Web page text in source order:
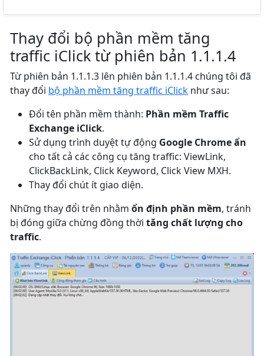
Thay đổi bộ phần mềm tăng
traffic iClick từ phiên bản 1.1.1.4
Từ phiên bản 1.1.1.3 lên phiên bản 1.1.1.4 chúng tôi đã
thay đổi bộ phần mềm tăng traffic iClick như sau:
Đổi tên phần mềm thành: Phần mềm Traffic
Exchange iClick.
Sử dụng trình duyệt tự động Google Chrome ẩn
cho tất cả các công cụ tăng traffic: ViewLink,
ClickBackLink, Click Keyword, Click View MXH.
Thay đổi chút ít giao diện.
Những thay đổi trên nhằm ổn định phần mềm, tránh
bị đóng giữa chừng đồng thời tăng chất lượng cho
traffic.